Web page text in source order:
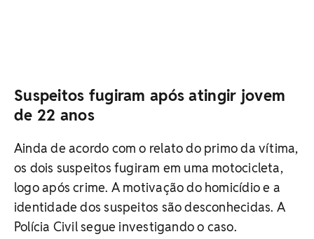
Suspeitos fugiram após atingir jovem
de 22 anos
Ainda de acordo com o relato do primo da vítima,
os dois suspeitos fugiram em uma motocicleta,
logo após crime. A motivação do homicídio e a
identidade dos suspeitos são desconhecidas. A
Polícia Civil segue investigando o caso.